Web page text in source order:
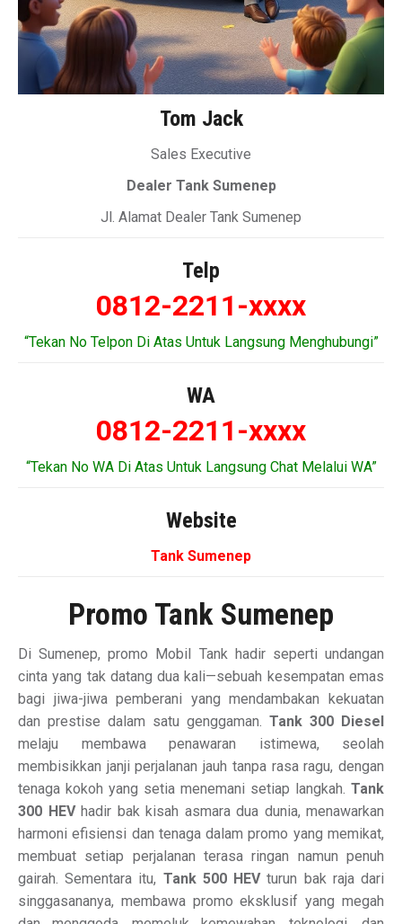
Tom Jack
Sales Executive
Dealer Tank Sumenep
Jl. Alamat Dealer Tank Sumenep
Telp
0812-2211-xxxx
“Tekan No Telpon Di Atas Untuk Langsung Menghubungi”
WA
0812-2211-xxxx
“Tekan No WA Di Atas Untuk Langsung Chat Melalui WA”
Website
Tank Sumenep
Promo Tank Sumenep
Di Sumenep, promo Mobil Tank hadir seperti undangan
cinta yang tak datang dua kali—sebuah kesempatan emas
bagi jiwa-jiwa pemberani yang mendambakan kekuatan
dan prestise dalam satu genggaman. Tank 300 Diesel
melaju membawa penawaran istimewa, seolah
membisikkan janji perjalanan jauh tanpa rasa ragu, dengan
tenaga kokoh yang setia menemani setiap langkah. Tank
300 HEVhadir bak kisah asmara dua dunia, menawarkan
harmoni efisiensi dan tenaga dalam promo yang memikat,
membuat setiap perjalanan terasa ringan namun penuh
gairah. Sementara itu, Tank 500 HEVturun bak raja dari
singgasananya, membawa promo eksklusif yang megah